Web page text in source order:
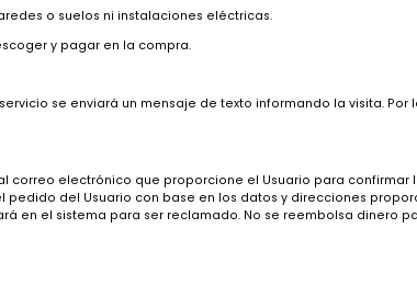
de garantía por separado, al igual que las
de la misma.
algún tipo de avería, faltante o que el producto
o puede generar la devolución del producto
productos en zonas rurales o veredas.
tenemos tienda física y sus zonas Metropolitanas
muros, paredes o suelos ni instalaciones eléctricas.
se debe escoger y pagar en la compra.
del servicio se enviará un mensaje de texto